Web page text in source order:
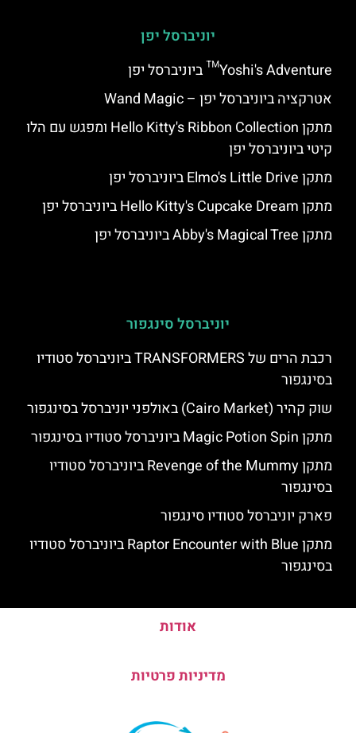
יוניברסל יפן
Yoshi's Adventure™ ביוניברסל יפן
אטרקציה ביוניברסל יפן – Wand Magic
מתקן Hello Kitty's Ribbon Collection ומפגש עם הלו
קיטי ביוניברסל יפן
מתקן Elmo's Little Drive ביוניברסל יפן
מתקן Hello Kitty's Cupcake Dream ביוניברסל יפן
מתקן Abby's Magical Tree ביוניברסל יפן
יוניברסל סינגפור
רכבת הרים של TRANSFORMERS ביוניברסל סטודיו
בסינגפור
שוק קהיר (Cairo Market) באולפני יוניברסל בסינגפור
מתקן Magic Potion Spin ביוניברסל סטודיו בסינגפור
מתקן Revenge of the Mummy ביוניברסל סטודיו
בסינגפור
פארק יוניברסל סטודיו סינגפור
מתקן Raptor Encounter with Blue ביוניברסל סטודיו
בסינגפור
אודות
מדיניות פרטיות